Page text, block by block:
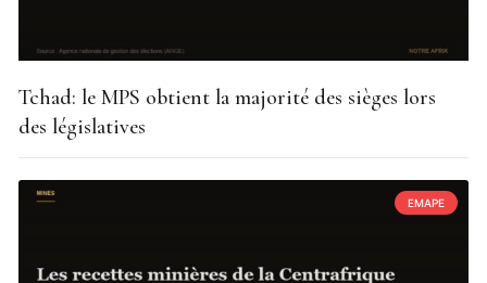
Tchad: le MPS obtient la majorité des sièges lors
des législatives
EMAPE